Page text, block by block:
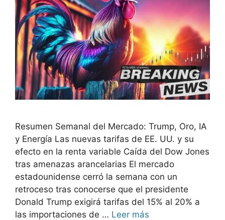
Resumen Semanal del Mercado: Trump, Oro, IA
y Energía Las nuevas tarifas de EE. UU. y su
efecto en la renta variable Caída del Dow Jones
tras amenazas arancelarias El mercado
estadounidense cerró la semana con un
retroceso tras conocerse que el presidente
Donald Trump exigirá tarifas del 15% al 20% a
las importaciones de … Leer más